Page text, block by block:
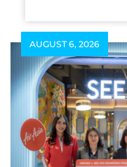
AUGUST 6, 2026